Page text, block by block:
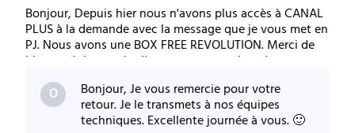
Bonjour, Depuis hier nous n'avons plus accès à CANAL
PLUS à la demande avec la message que je vous met en
PJ. Nous avons une BOX FREE REVOLUTION. Merci de
bien vouloir nous i ndiquer comment résoudre ce
problème.
O Bonjour, Je vous remercie pour votre
retour. Je le transmets à nos équipes
techniques. Excellente journée à vous. 🙂